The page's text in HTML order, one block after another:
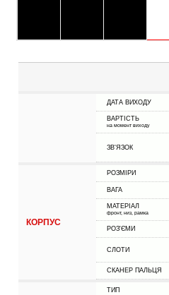
ДАТА ВИХОДУ
ВАРТІСТЬ
на момент виходу
ЗВ'ЯЗОК
КОРПУС
РОЗМІРИ
ВАГА
МАТЕРІАЛ
фронт, низ, рамка
РОЗ'ЄМИ
СЛОТИ
СКАНЕР ПАЛЬЦЯ
ТИП